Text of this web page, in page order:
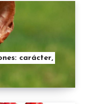
carácter,